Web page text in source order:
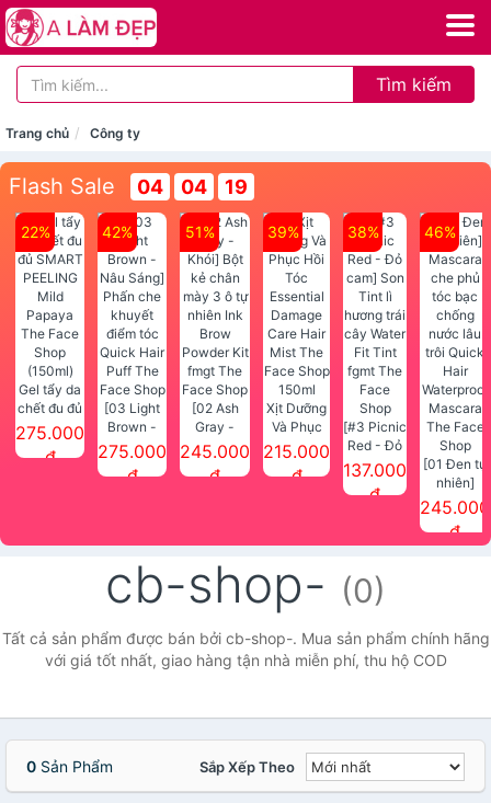
Tìm kiếm
Trang chủ Công ty
Flash Sale 04 04 19
22%
Gel tẩy da
chết đu đủ
SMART
PEELING
275.000
đ
42%
[03 Light
Brown -
Nâu Sáng]
Phấn che
275.000
đ
51%
[02 Ash
Gray -
Khói] Bột
kẻ chân
Face Shop
245.000
đ
39%
Xịt Dưỡng
Và Phục
Hồi Tóc
Essential
215.000
đ
38%
[#3 Picnic
Red - Đỏ
cam] Son
Face
Shop
137.000
đ
46%
[01 Đen tự
nhiên]
Mascara
che phủ
Waterproof
Mascara
The Face
245.000
đ
cb-shop- (0)
Tất cả sản phẩm được bán bởi cb-shop-. Mua sản phẩm chính hãng
với giá tốt nhất, giao hàng tận nhà miễn phí, thu hộ COD
0 Sản Phẩm Sắp Xếp Theo